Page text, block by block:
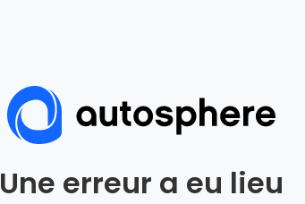
Une erreur a eu lieu